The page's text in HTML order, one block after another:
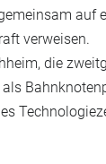
auf
verweisen.
die
als